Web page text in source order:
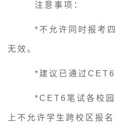
注意事项：
* 不允许同时报考
无效。
* 建议已通过
*CET6笔试各校
上不允许学生跨校区报